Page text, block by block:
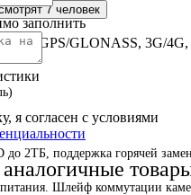
заполнить
я согласен с условиями
7 человек
SD, GPS/GLONASS, 3G/
до 2ТБ, поддержка горячей
питания. Шлейф коммутации